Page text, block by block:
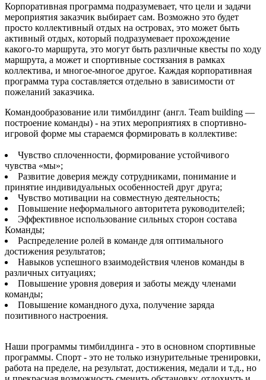
Корпоративная программа подразумевает, что цели и задачи
мероприятия заказчик выбирает сам. Возможно это будет
просто коллективный отдых на островах, это может быть
активный отдых, который подразумевает прохождение
какого-то маршрута, это могут быть различные квесты по ходу
маршрута, а может и спортивные состязания в рамках
коллектива, и многое-многое другое. Каждая корпоративная
программа тура составляется отдельно в зависимости от
пожеланий заказчика.
Командообразование или тимбилдинг (англ. Team building —
построение команды) - на этих мероприятиях в спортивно-
игровой форме мы стараемся формировать в коллективе:
Чувство сплоченности, формирование устойчивого
чувства «мы»;
Развитие доверия между сотрудниками, понимание и
принятие индивидуальных особенностей друг друга;
Чувство мотивации на совместную деятельность;
Повышение неформального авторитета руководителей;
Эффективное использование сильных сторон состава
Команды;
Распределение ролей в команде для оптимального
достижения результатов;
Навыков успешного взаимодействия членов команды в
различных ситуациях;
Повышение уровня доверия и заботы между членами
команды;
Повышение командного духа, получение заряда
позитивного настроения.
Наши программы тимбилдинга - это в основном спортивные
программы. Спорт - это не только изнурительные тренировки,
работа на пределе, на результат, достижения, медали и т.д., но